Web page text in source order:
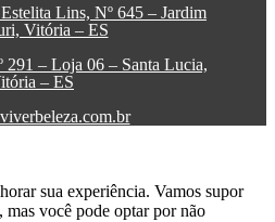
Lins, Nº 645 – Jardim
Vitória – ES
291 – Loja 06 – Santa Lucia,
– ES
sua experiência. Vamos supor
mas você pode optar por não